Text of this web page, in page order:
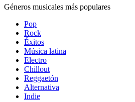
Géneros musicales más populares
Pop
Rock
Éxitos
Música latina
Electro
Chillout
Reggaetón
Alternativa
Indie